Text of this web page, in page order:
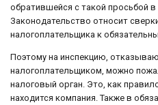
обратившейся с такой просьбой
Законодательство относит
налогоплательщика к
Поэтому на инспекцию,
налогоплательщиком, можно
налоговый орган. Это, как
находится компания. Также в